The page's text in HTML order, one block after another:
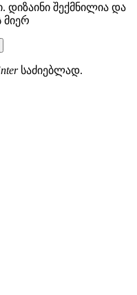
შექმნილია და
მიერ
საძიებლად.